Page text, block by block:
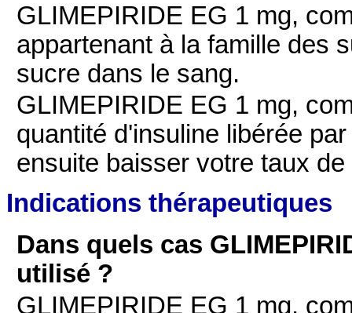
GLIMEPIRIDE EG 1 mg,
appartenant à la famille des
sucre dans le sang.
GLIMEPIRIDE EG 1 mg,
quantité d'insuline libérée
ensuite baisser votre taux
Indications thérapeutiques
Dans quels cas
utilisé ?
GLIMEPIRIDE EG 1 mg,